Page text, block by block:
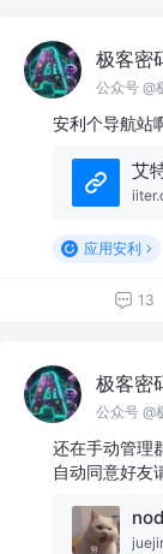
极客密
公众号 @
安利个导航站
艾
应用安利
13
极客密
公众号 @
还在手动管理
自动同意好